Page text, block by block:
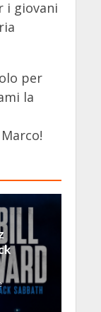
i giovani
per
la